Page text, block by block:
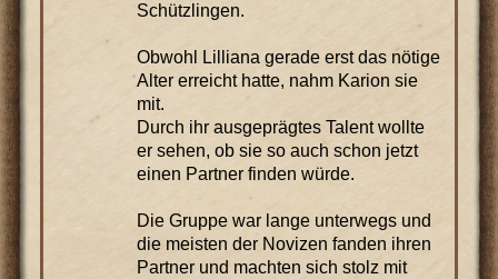
Schützlingen.
Obwohl Lilliana gerade erst das nötige
Alter erreicht hatte, nahm Karion sie
mit.
Durch ihr ausgeprägtes Talent wollte
er sehen, ob sie so auch schon jetzt
einen Partner finden würde.
Die Gruppe war lange unterwegs und
die meisten der Novizen fanden ihren
Partner und machten sich stolz mit